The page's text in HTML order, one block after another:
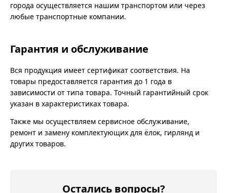
города осуществляется нашим транспортом или через
любые транспортные компании.
Гарантия и обслуживание
Вся продукция имеет сертификат соответствия. На
товары предоставляется гарантия до 1 года в
зависимости от типа товара. Точный гарантийный срок
указан в характеристиках товара.
Также мы осуществляем сервисное обслуживание,
ремонт и замену комплектующих для ёлок, гирлянд и
других товаров.
Остались вопросы?